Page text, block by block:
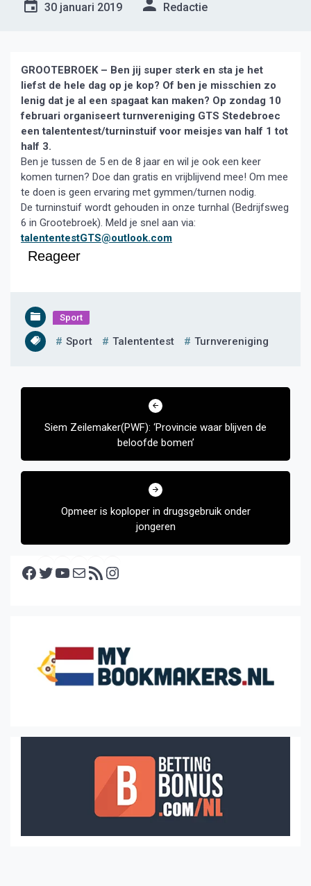
30 januari 2019 Redactie
GROOTEBROEK – Ben jij super sterk en sta je het
liefst de hele dag op je kop? Of ben je misschien zo
lenig dat je al een spagaat kan maken? Op zondag 10
februari organiseert turnvereniging GTS Stedebroec
een talententest/turninstuif voor meisjes van half 1 tot
half 3.
Ben je tussen de 5 en de 8 jaar en wil je ook een keer
komen turnen? Doe dan gratis en vrijblijvend mee! Om mee
te doen is geen ervaring met gymmen/turnen nodig.
De turninstuif wordt gehouden in onze turnhal (Bedrijfsweg
6 in Grootebroek). Meld je snel aan via:
talententestGTS@outlook.com
Reageer
Sport
Sport Talententest Turnvereniging
Bericht
Siem Zeilemaker(PWF): ‘Provincie waar blijven de
beloofde bomen’
Opmeer is koploper in drugsgebruik onder
jongeren
Facebook Twitter YouTube E-mail RSS feed